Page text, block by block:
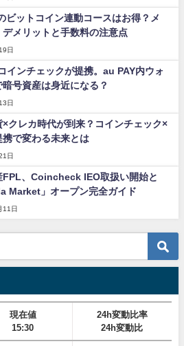
ビットコイン連動コースはお得？メ
デメリットと手数料の注意点
日
インチェックが提携。au PAY内ウォ
暗号資産は身近になる？
日
×クレカ時代が到来？コインチェック×
携で変わる未来とは
日
FPL、Coincheck IEO取扱い開始と
Market」オープン完全ガイド
11日
現在値
15:30
24h変動比率
24h変動比